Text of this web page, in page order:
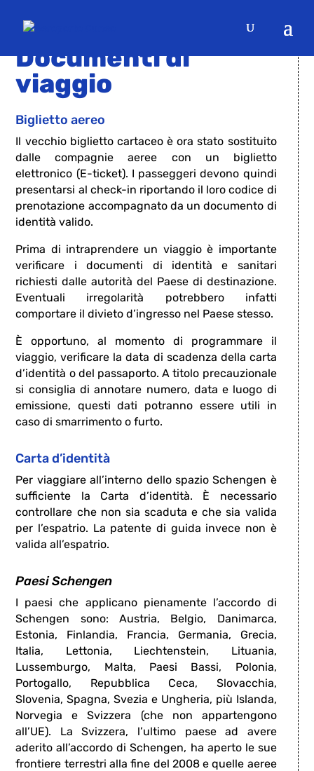
ATTENZIONE AI
Documenti di
viaggio
Biglietto aereo
Il vecchio biglietto cartaceo è ora stato sostituito
dalle compagnie aeree con un biglietto
elettronico (E-ticket). I passeggeri devono quindi
presentarsi al check-in riportando il loro codice di
prenotazione accompagnato da un documento di
identità valido.
Prima di intraprendere un viaggio è importante
verificare i documenti di identità e sanitari
richiesti dalle autorità del Paese di destinazione.
Eventuali irregolarità potrebbero infatti
comportare il divieto d’ingresso nel Paese stesso.
È opportuno, al momento di programmare il
viaggio, verificare la data di scadenza della carta
d’identità o del passaporto. A titolo precauzionale
si consiglia di annotare numero, data e luogo di
emissione, questi dati potranno essere utili in
caso di smarrimento o furto.
Carta d’identità
Per viaggiare all’interno dello spazio Schengen è
sufficiente la Carta d’identità. È necessario
controllare che non sia scaduta e che sia valida
per l’espatrio. La patente di guida invece non è
valida all’espatrio.
Paesi Schengen
I paesi che applicano pienamente l’accordo di
Schengen sono: Austria, Belgio, Danimarca,
Estonia, Finlandia, Francia, Germania, Grecia,
Italia, Lettonia, Liechtenstein, Lituania,
Lussemburgo, Malta, Paesi Bassi, Polonia,
Portogallo, Repubblica Ceca, Slovacchia,
Slovenia, Spagna, Svezia e Ungheria, più Islanda,
Norvegia e Svizzera (che non appartengono
all’UE). La Svizzera, l’ultimo paese ad avere
aderito all’accordo di Schengen, ha aperto le sue
frontiere terrestri alla fine del 2008 e quelle aeree